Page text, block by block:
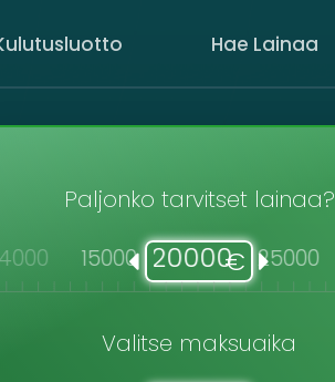
Hae Lainaa
Paljonko tarvitset lainaa?
€
15000 20000 25000
Valitse maksuaika